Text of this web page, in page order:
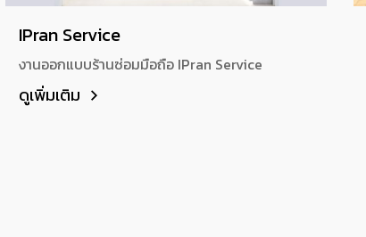
IPran Service
งานออกแบบร้านซ่อมมือถือ IPran Service
ดูเพิ่มเติม